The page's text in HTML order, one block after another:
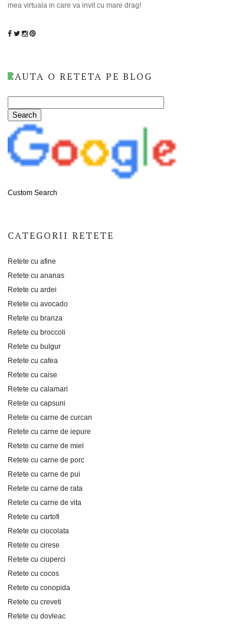
mea virtuala in care va invit cu mare drag!
CAUTA O RETETA PE BLOG
Custom Search
CATEGORII RETETE
Retete cu afine
Retete cu ananas
Retete cu ardei
Retete cu avocado
Retete cu branza
Retete cu broccoli
Retete cu bulgur
Retete cu cafea
Retete cu caise
Retete cu calamari
Retete cu capsuni
Retete cu carne de curcan
Retete cu carne de iepure
Retete cu carne de miel
Retete cu carne de porc
Retete cu carne de pui
Retete cu carne de rata
Retete cu carne de vita
Retete cu cartofi
Retete cu ciocolata
Retete cu cirese
Retete cu ciuperci
Retete cu cocos
Retete cu conopida
Retete cu creveti
Retete cu dovleac